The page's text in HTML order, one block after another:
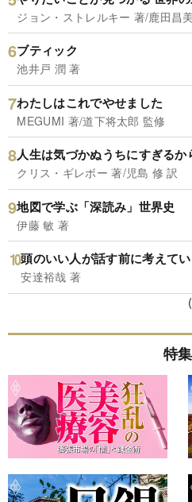
ジョン・ストレルキー 著/鹿田昌
ブティック
池井戸 潤 著
わたしはこれでやせました
MEGUMI 著/道下将太郎 監修
人生は気づかぬうちにすぎるか
クリス・ギレボー 著/児島 修 訳
地図で学ぶ「深読み」世界史
伊藤 敏 著
頭のいい人が話す前に考えて
安達裕哉 著
特集